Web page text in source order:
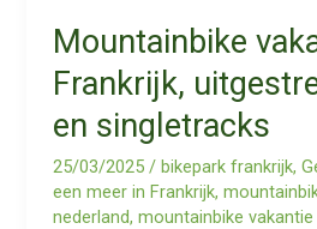
Mountainbike
Frankrijk,
en singletracks
25/03/2025/bikepark frankrijk,
een meer in Frankrijk,
nederland,mountainbike